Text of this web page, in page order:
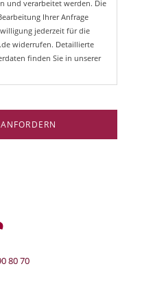
und verarbeitet werden. Die
Ihrer Anfrage
jederzeit für die
widerrufen. Detaillierte
finden Sie in unserer
80 70